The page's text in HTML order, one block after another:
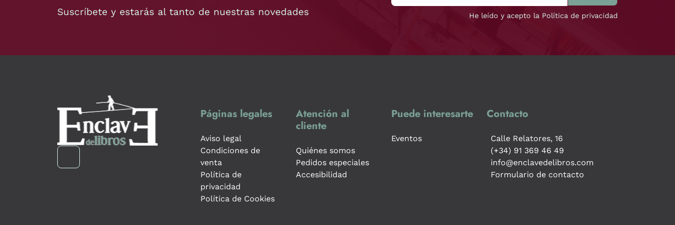
Suscríbete y estarás al tanto de nuestras novedades He leído y acepto la Política de privacidad
Páginas legales
Aviso legal
Condiciones de
venta
Política de
privacidad
Política de Cookies
Atención al
cliente
Quiénes somos
Pedidos especiales
Accesibilidad
Puede interesarte
Eventos
Contacto
Calle Relatores, 16
(+34) 91 369 46 49
info@enclavedelibros.com
Formulario de contacto